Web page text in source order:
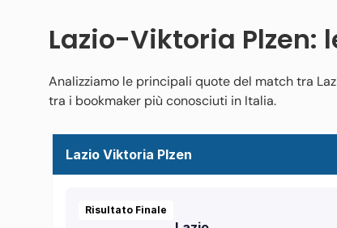
Lazio-Viktoria
Analizziamo le principali quote del match tra
tra i bookmaker più conosciuti in Italia.